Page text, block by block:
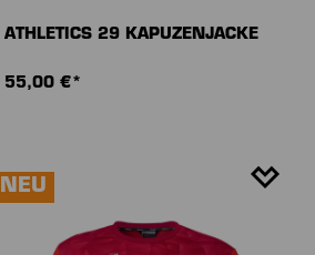
ATHLETICS 29 KAPUZENJACKE
55,00 €*
NEU